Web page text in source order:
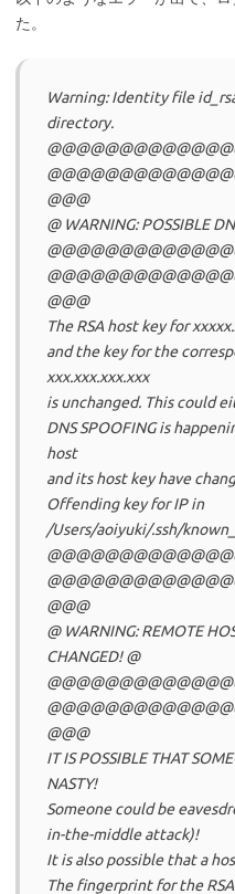
た。
Warning: Identity file
directory.
@@@
@ WARNING: POSSIBLE
@@@
The RSA host key for
and the key for the
xxx.xxx.xxx.xxx
is unchanged. This could
DNS SPOOFING is
host
and its host key have
Offending key for IP in
/Users/aoiyuki/.ssh/
@@@
@ WARNING: REMOTE
CHANGED! @
@@@
IT IS POSSIBLE THAT
NASTY!
Someone could be
in-the-middle attack)!
It is also possible that a
The fingerprint for the